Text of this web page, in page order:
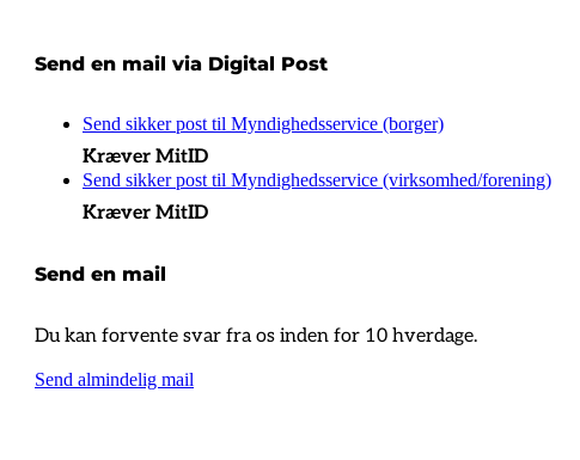
Send en mail via Digital Post
Send sikker post til Myndighedsservice (borger)
Kræver MitID
Send sikker post til Myndighedsservice (virksomhed/forening)
Kræver MitID
Send en mail
Du kan forvente svar fra os inden for 10 hverdage.
Send almindelig mail